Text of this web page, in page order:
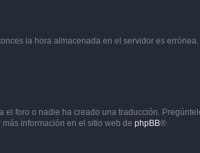
la hora almacenada en el servidor es
foro o nadie ha creado una traducción.
información en el sitio web de phpBB®